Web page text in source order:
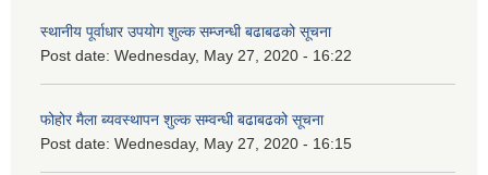
स्थानीय पूर्वाधार उपयोग शुल्क सम्जन्धी बढाबढको सूचना
Post date: Wednesday, May 27, 2020 - 16:22
फोहोर मैला ब्यवस्थापन शुल्क सम्वन्धी बढाबढको सूचना
Post date: Wednesday, May 27, 2020 - 16:15